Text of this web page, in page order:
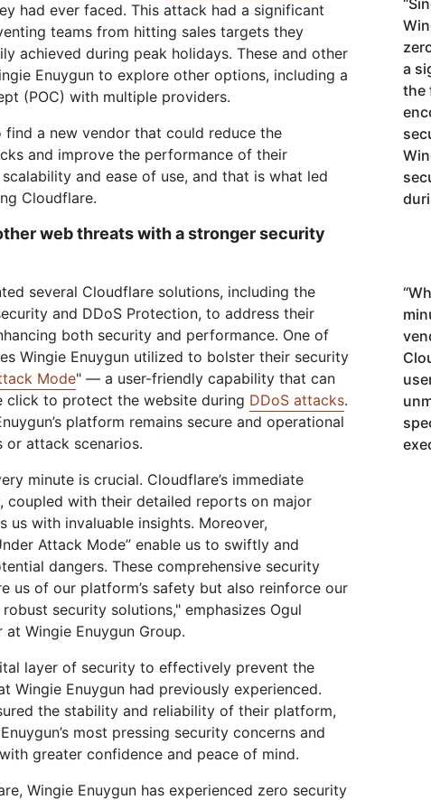
had ever faced. This attack had a significant
teams from hitting sales targets they
achieved during peak holidays. These and other
Enuygun to explore other options, including a
(POC) with multiple providers.
find a new vendor that could reduce the
and improve the performance of their
and ease of use, and that is what led
Cloudflare.
web threats with a stronger security
several Cloudflare solutions, including the
and DDoS Protection, to address their
both security and performance. One of
Wingie Enuygun utilized to bolster their security
Mode" — a user-friendly capability that can
click to protect the website during DDoS attacks.
platform remains secure and operational
attack scenarios.
minute is crucial. Cloudflare’s immediate
coupled with their detailed reports on major
us with invaluable insights. Moreover,
Attack Mode” enable us to swiftly and
dangers. These comprehensive security
us of our platform’s safety but also reinforce our
security solutions," emphasizes Ogul
at Wingie Enuygun Group.
layer of security to effectively prevent the
Wingie Enuygun had previously experienced.
the stability and reliability of their platform,
most pressing security concerns and
greater confidence and peace of mind.
Wingie Enuygun has experienced zero security
“
a
the
“